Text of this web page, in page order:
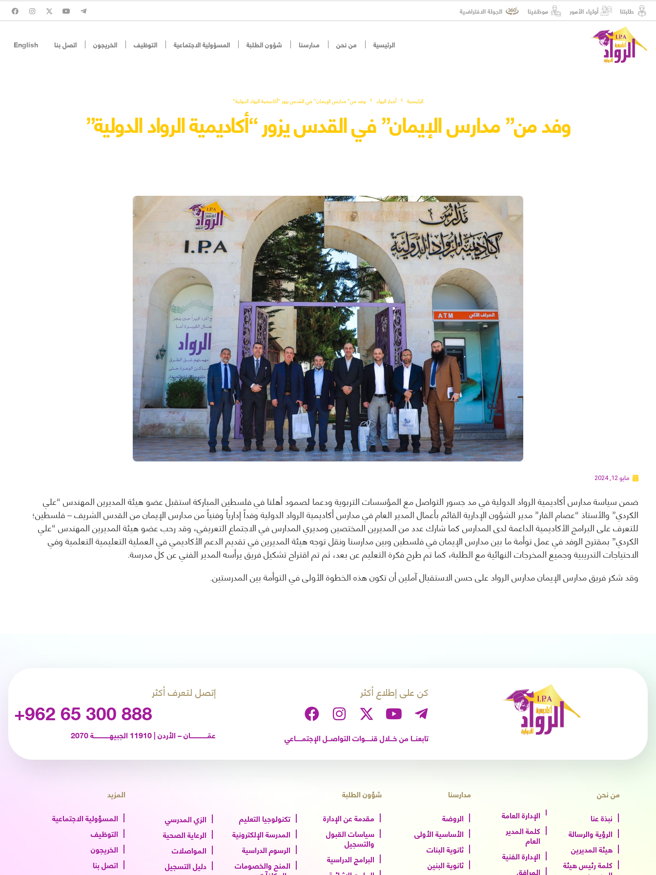
طلبتنا أولياء الأمور موظفينا الجولة الافتراضية
الرئيسية من نحن مدارسنا شؤون الطلبة المسؤولية الاجتماعية التوظيف الخريجون اتصل بنا English
الرئيسية أخبار الرواد وفد من” مدارس الإيمان” في القدس يزور “أكاديمية الرواد الدولية”
وفد من” مدارس الإيمان” في القدس يزور “أكاديمية الرواد الدولية”
مايو 12, 2024
ضمن سياسة مدارس أكاديمية الرواد الدولية في مد جسور التواصل مع المؤسسات التربوية ودعما لصمود أهلنا في فلسطين المباركة استقبل عضو هيئة المديرين المهندس “علي
الكردي” والأستاذ “عصام الفار” مدير الشؤون الإدارية القائم بأعمال المدير العام في مدارس أكاديمية الرواد الدولية وفداً إدارياً وفنياً من مدارس الإيمان من القدس الشريف – فلسطين؛
للتعرف على البرامج الأكاديمية الداعمة لدى المدارس كما شارك عدد من المديرين المختصين ومديري المدارس في الاجتماع التعريفي، وقد رحب عضو هيئة المديرين المهندس “علي
الكردي” بمقترح الوفد في عمل توأمة ما بين مدارس الإيمان في فلسطين وبين مدارسنا ونقل توجه هيئة المديرين في تقديم الدعم الأكاديمي في العملية التعليمية التعلمية وفي
الاحتياجات التدريبية وجميع المخرجات النهائية مع الطلبة، كما تم طرح فكرة التعليم عن بعد، ثم تم اقتراح تشكيل فريق يرأسه المدير الفني عن كل مدرسة.
وقد شكر فريق مدارس الإيمان مدارس الرواد على حسن الاستقبال آملين أن تكون هذه الخطوة الأولى في التوأمة بين المدرستين.
كن على إطلاع أكثر
تابعنـــا من خـــلال قنــــــوات التواصـــل الإجتمــــــاعي
إتصل لتعرف أكثر
+962 65 300 888
عمّـــــــــــــــــان – الأردن | 11910 الجبيهــــــــــــــــة 2070
من نحن
نبذة عنا
الرؤية والرسالة
هيئة المديرين
كلمة رئيس هيئة
الإدارة العامة
كلمة المدير
العام
الإدارة الفنية
المرافق
مدارسنا
الروضة
الأساسية الأولى
ثانوية البنات
ثانوية البنين
شؤون الطلبة
مقدمة عن الإدارة
سياسات القبول
والتسجيل
البرامج الدراسية
تكنولوجيا التعليم
المدرسة الإلكترونية
الرسوم الدراسية
المنح والخصومات
الزي المدرسي
الرعاية الصحية
المواصلات
دليل التسجيل
المزيد
المسؤولية الاجتماعية
التوظيف
الخريجون
اتصل بنا